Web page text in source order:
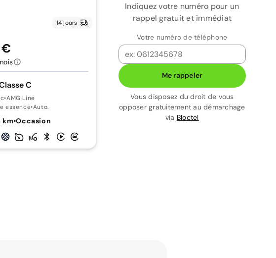
14 jours
C
•AMG Line
essence•Auto.
km•Occasion
€
Indiquez votre numéro pour un
rappel gratuit et immédiat
Votre numéro de téléphone
Me rappeler
Vous disposez du droit de vous
opposer gratuitement au démarchage
via Bloctel